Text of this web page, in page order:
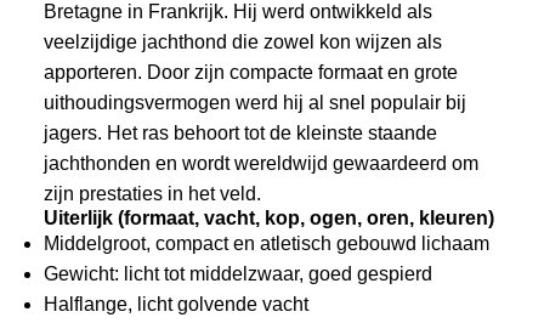
Bretagne in Frankrijk. Hij werd ontwikkeld als
veelzijdige jachthond die zowel kon wijzen als
apporteren. Door zijn compacte formaat en grote
uithoudingsvermogen werd hij al snel populair bij
jagers. Het ras behoort tot de kleinste staande
jachthonden en wordt wereldwijd gewaardeerd om
zijn prestaties in het veld.
Uiterlijk (formaat, vacht, kop, ogen, oren, kleuren)
Middelgroot, compact en atletisch gebouwd lichaam
Gewicht: licht tot middelzwaar, goed gespierd
Halflange, licht golvende vacht